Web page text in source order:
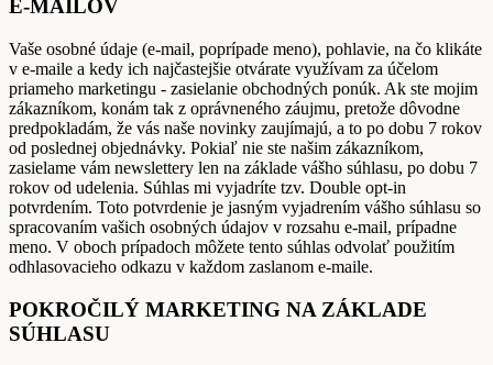
E-MAILOV
Vaše osobné údaje (e-mail, poprípade meno), pohlavie, na čo klikáte
v e-maile a kedy ich najčastejšie otvárate využívam za účelom
priameho marketingu - zasielanie obchodných ponúk. Ak ste mojim
zákazníkom, konám tak z oprávneného záujmu, pretože dôvodne
predpokladám, že vás naše novinky zaujímajú, a to po dobu 7 rokov
od poslednej objednávky. Pokiaľ nie ste našim zákazníkom,
zasielame vám newslettery len na základe vášho súhlasu, po dobu 7
rokov od udelenia. Súhlas mi vyjadríte tzv. Double opt-in
potvrdením. Toto potvrdenie je jasným vyjadrením vášho súhlasu so
spracovaním vašich osobných údajov v rozsahu e-mail, prípadne
meno. V oboch prípadoch môžete tento súhlas odvolať použitím
odhlasovacieho odkazu v každom zaslanom e-maile.
POKROČILÝ MARKETING NA ZÁKLADE
SÚHLASU